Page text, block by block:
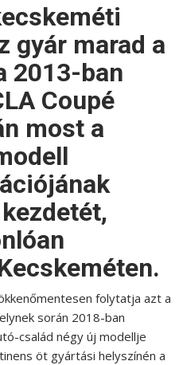
gyár marad a
2013-ban
Coupé
most a
folytatja azt a
során 2018-ban
család négy új modellje
öt gyártási helyszínén a